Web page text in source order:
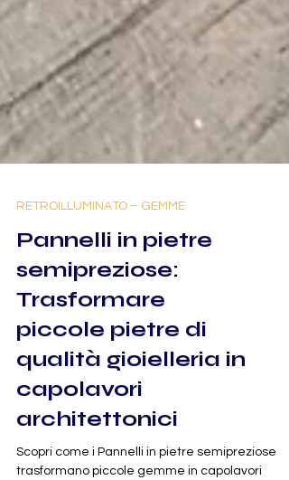
RETROILLUMINATO – GEMME
Pannelli in pietre
semipreziose:
Trasformare
piccole pietre di
capolavori